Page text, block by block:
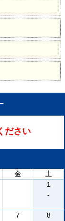
ださい
金
土
1
-
7
8